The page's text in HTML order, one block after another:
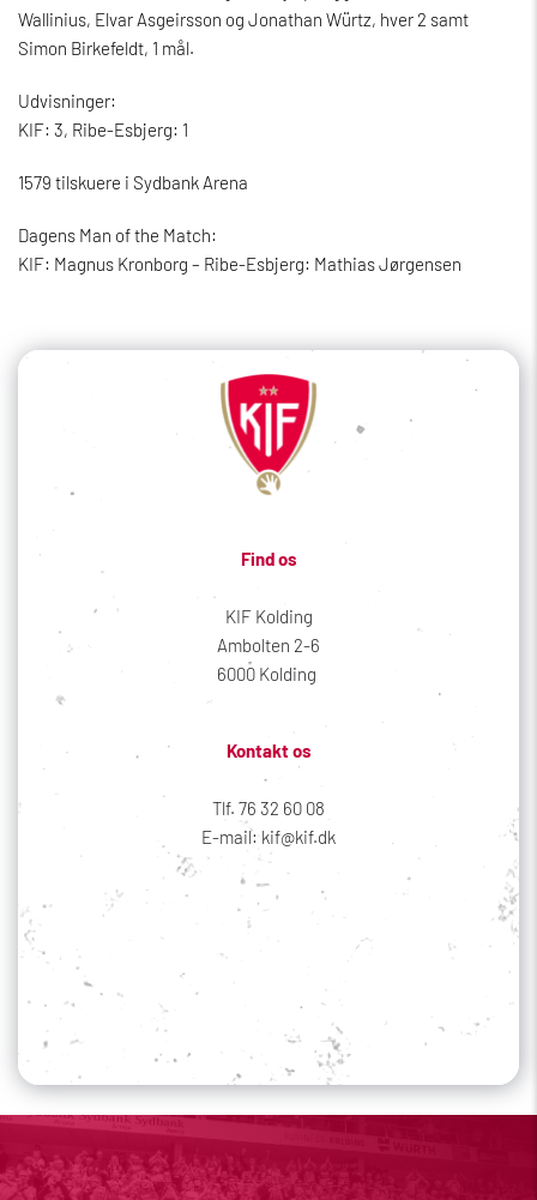
Wallinius, Elvar Asgeirsson og Jonathan Würtz, hver 2 samt
Simon Birkefeldt, 1 mål.
Udvisninger:
KIF: 3, Ribe-Esbjerg: 1
1579 tilskuere i Sydbank Arena
Dagens Man of the Match:
KIF: Magnus Kronborg – Ribe-Esbjerg: Mathias Jørgensen
Find os
KIF Kolding
Ambolten 2-6
6000 Kolding
Kontakt os
Tlf. 76 32 60 08
E-mail: kif@kif.dk
Sociale medier
Din profil